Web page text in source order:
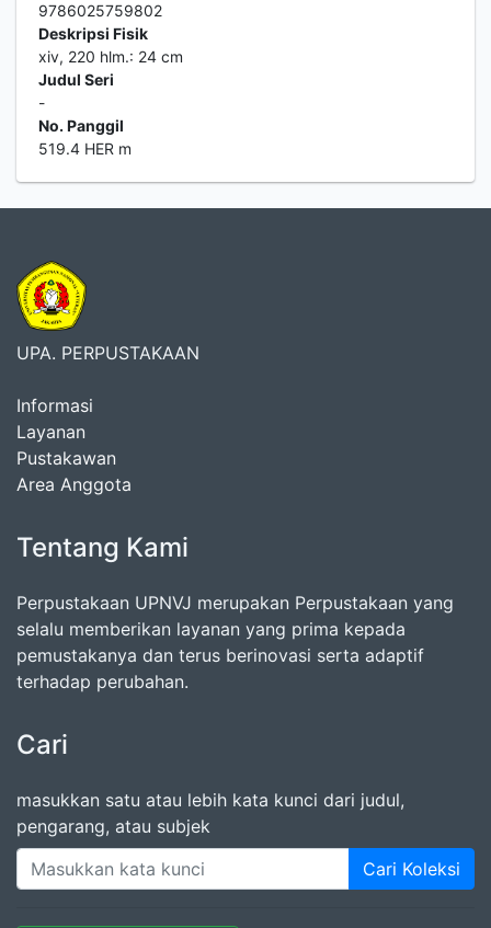
9786025759802
Deskripsi Fisik
xiv, 220 hlm.: 24 cm
Judul Seri
-
No. Panggil
519.4 HER m
UPA. PERPUSTAKAAN
Informasi
Layanan
Pustakawan
Area Anggota
Tentang Kami
Perpustakaan UPNVJ merupakan Perpustakaan yang
selalu memberikan layanan yang prima kepada
pemustakanya dan terus berinovasi serta adaptif
terhadap perubahan.
Cari
masukkan satu atau lebih kata kunci dari judul,
pengarang, atau subjek
Cari Koleksi